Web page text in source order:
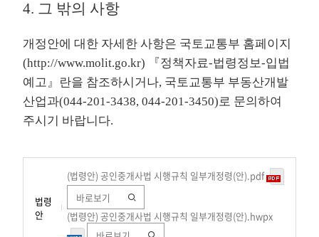
4. 그 밖의 사항
개정안에 대한 자세한 사항은 국토교통부 홈페이지
(http://www.molit.go.kr) 『정책자료-법령정보-입법
예고』란을 참조하시거나, 국토교통부 부동산개발
산업과(044-201-3438, 044-201-3450)로 문의하여
주시기 바랍니다.
법령
안
(법령안) 공인중개사법 시행규칙 일부개정령(안).pdf
바로보기
(법령안) 공인중개사법 시행규칙 일부개정령(안).hwpx